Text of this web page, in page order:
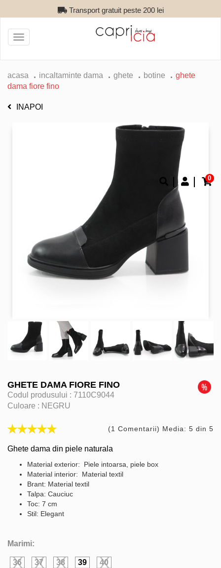
Transport gratuit peste 200 lei
0
Toggle
navigation
acasa incaltaminte dama ghete botine
ghete
dama fiore fino
INAPOI
GHETE DAMA FIORE FINO
Codul produsului : 7110C9044
Culoare : NEGRU
(1 Comentarii) Media: 5 din 5
Ghete dama din piele naturala
Material exterior: Piele intoarsa, piele box
Material interior: Material textil
Brant: Material textil
Talpa: Cauciuc
Toc: 7 cm
Stil: Elegant
Marimi:
36 37 38 39 40